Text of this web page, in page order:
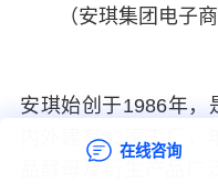
（安琪集团电子
安琪始创于1986年，
内外建有33 家工厂，
品酵母及衍生产品广
在线咨询